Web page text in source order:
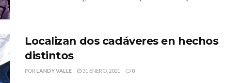
Localizan dos cadáveres en hechos
distintos
POR LANDY VALLE 31 ENERO, 2021 0